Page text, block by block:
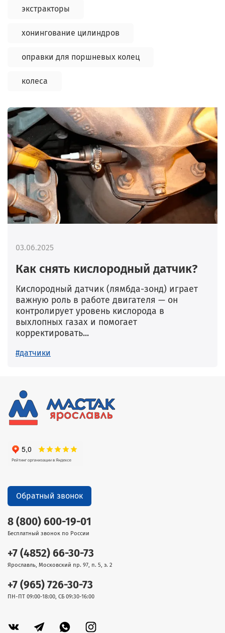
экстракторы
хонингование цилиндров
оправки для поршневых колец
колеса
Как снять кислородный датчик?
Кислородный датчик (лямбда-зонд) играет
важную роль в работе двигателя — он
контролирует уровень кислорода в
выхлопных газах и помогает
корректировать...
03.06.2025
#датчики
8 (800) 600-19-01
Бесплатный звонок по России
+7 (4852) 66-30-73
Ярославль, Московский пр. 97, п. 5, э. 2
+7 (965) 726-30-73
ПН-ПТ 09:00-18:00, СБ 09:30-16:00
Обратный звонок